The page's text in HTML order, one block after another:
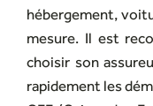
hébergement,
mesure. Il est
choisir son
rapidement les